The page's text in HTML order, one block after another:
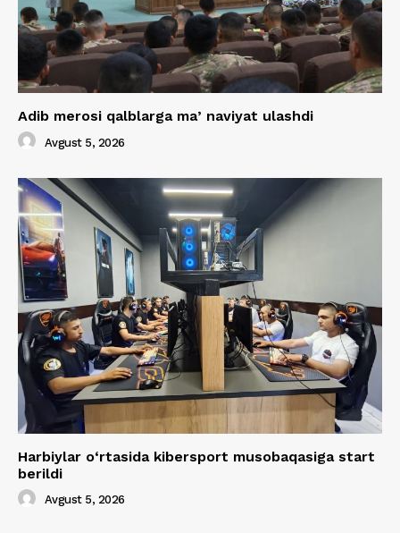
Adib merosi qalblarga maʼnaviyat ulashdi
Avgust 5, 2026
Harbiylar o‘rtasida kibersport musobaqasiga start
berildi
Avgust 5, 2026